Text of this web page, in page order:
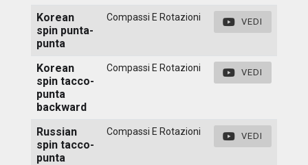
Korean
spin punta-
punta
Compassi E Rotazioni VEDI
Korean
spin tacco-
punta
backward
Compassi E Rotazioni VEDI
Russian
spin tacco-
punta
Compassi E Rotazioni VEDI